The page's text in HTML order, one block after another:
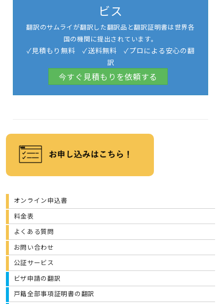
ビス
翻訳のサムライが翻訳した翻訳品と翻訳証明書は世界各
国の機関に提出されています。
✓見積もり無料 ✓送料無料 ✓プロによる安心の翻
訳
今すぐ見積もりを依頼する
オンライン申込書
料金表
よくある質問
お問い合わせ
公証サービス
ビザ申請の翻訳
戸籍全部事項証明書の翻訳